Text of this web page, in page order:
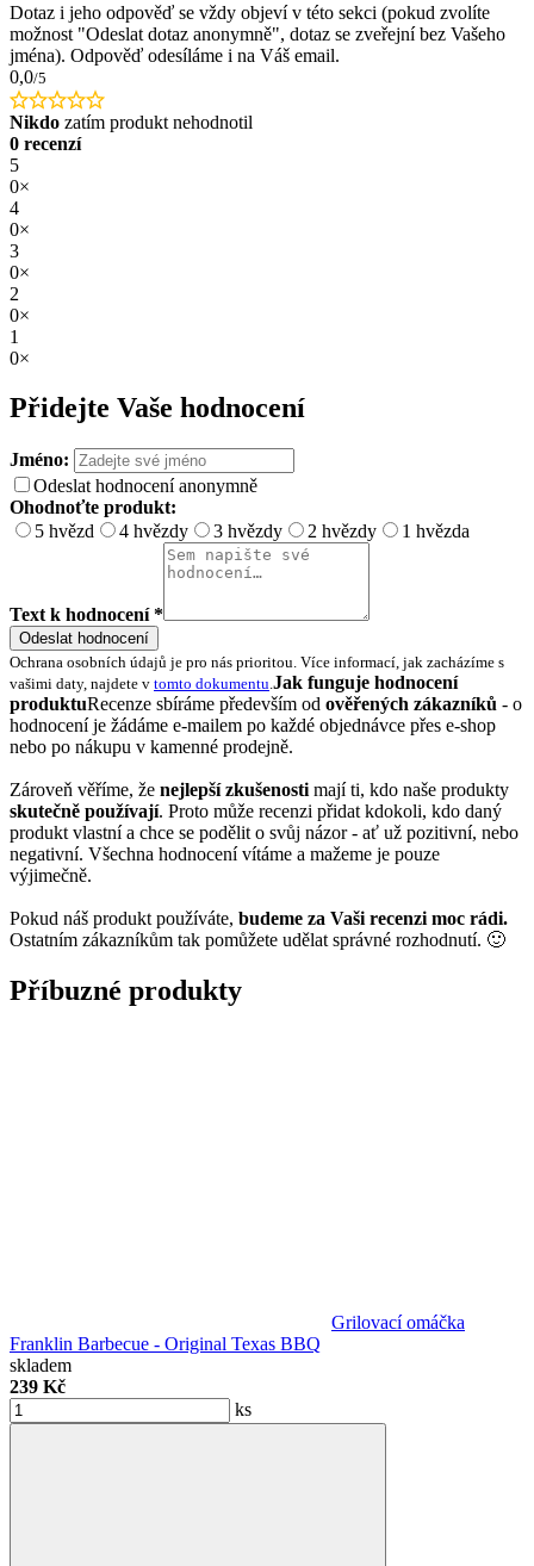
Dotaz i jeho odpověď se vždy objeví v této sekci (pokud zvolíte
možnost "Odeslat dotaz anonymně", dotaz se zveřejní bez Vašeho
jména). Odpověď odesíláme i na Váš email.
0,0/5
Nikdo zatím produkt nehodnotil
0 recenzí
5
0×
4
0×
3
0×
2
0×
1
0×
Přidejte Vaše hodnocení
Jméno:
Odeslat hodnocení anonymně
Ohodnoťte produkt:
5 hvězd
4 hvězdy 3 hvězdy 2 hvězdy 1 hvězda
Text k hodnocení *
Odeslat hodnocení
Ochrana osobních údajů je pro nás prioritou. Více informací, jak zacházíme s
vašimi daty, najdete v tomto dokumentu.Jak funguje hodnocení
produktuRecenze sbíráme především od ověřených zákazníků - o
hodnocení je žádáme e-mailem po každé objednávce přes e-shop
nebo po nákupu v kamenné prodejně.
Zároveň věříme, že nejlepší zkušenosti mají ti, kdo naše produkty
skutečně používají. Proto může recenzi přidat kdokoli, kdo daný
produkt vlastní a chce se podělit o svůj názor - ať už pozitivní, nebo
negativní. Všechna hodnocení vítáme a mažeme je pouze
výjimečně.
Pokud náš produkt používáte, budeme za Vaši recenzi moc rádi.
Ostatním zákazníkům tak pomůžete udělat správné rozhodnutí. 🙂
Příbuzné produkty
Grilovací omáčka
Franklin Barbecue - Original Texas BBQ
skladem
239 Kč
ks